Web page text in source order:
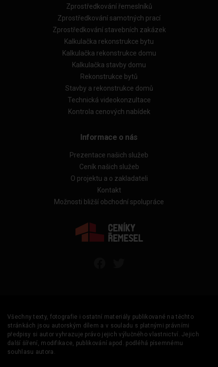
Zprostředkování řemeslníků
Zprostředkování samotných prací
Zprostředkování stavebních zakázek
Kalkulačka rekonstrukce bytu
Kalkulačka rekonstrukce domu
Kalkulačka stavby domu
Rekonstrukce bytů
Stavby a rekonstrukce domů
Technická videokonzultace
Kontrola cenových nabídek
Informace o nás
Prezentace našich služeb
Ceník našich služeb
O projektu a o zakladateli
Kontakt
Možnosti bližší obchodní spolupráce
Všechny texty, fotografie i ostatní materiály publikované na těchto
stránkách jsou autorským dílem a v souladu s platnými právními
předpisy si autor vyhrazuje právo jejich výlučného vlastnictví. Jejich
další šíření, modifikace, publikování apod. podléhá písemnému
souhlasu autora.